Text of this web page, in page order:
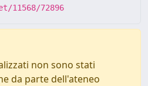
11568/72896
non sono stati
da parte dell'ateneo